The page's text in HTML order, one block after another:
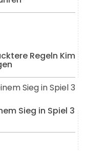
Regeln Kim
Sieg in Spiel 3